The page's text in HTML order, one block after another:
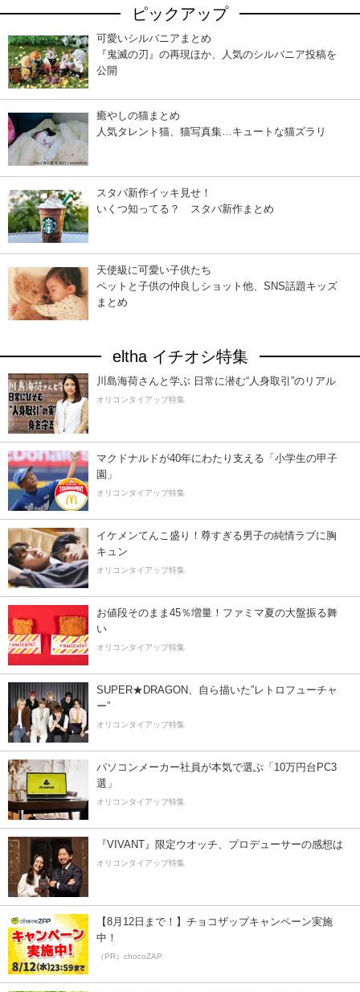
ピックアップ
可愛いシルバニアまとめ
『鬼滅の刃』の再現ほか、人気のシルバニア投稿を
公開
癒やしの猫まとめ
人気タレント猫、猫写真集…キュートな猫ズラリ
スタバ新作イッキ見せ！
いくつ知ってる？ スタバ新作まとめ
天使級に可愛い子供たち
ペットと子供の仲良しショット他、SNS話題キッズ
まとめ
eltha イチオシ特集
川島海荷さんと学ぶ 日常に潜む“人身取引”のリアル
オリコンタイアップ特集
マクドナルドが40年にわたり支える「小学生の甲子
園」
オリコンタイアップ特集
イケメンてんこ盛り！尊すぎる男子の純情ラブに胸
キュン
オリコンタイアップ特集
お値段そのまま45％増量！ファミマ夏の大盤振る舞
い
オリコンタイアップ特集
SUPER★DRAGON、自ら描いた”レトロフューチャ
ー”
オリコンタイアップ特集
パソコンメーカー社員が本気で選ぶ「10万円台PC3
選」
オリコンタイアップ特集
『VIVANT』限定ウオッチ、プロデューサーの感想は
オリコンタイアップ特集
【8月12日まで！】チョコザップキャンペーン実施
中！
（PR）chocoZAP